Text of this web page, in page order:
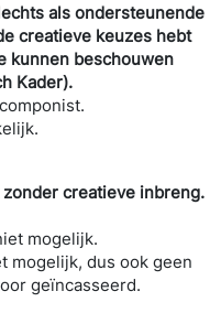
als ondersteunende
creatieve keuzes hebt
kunnen beschouwen
Kader).
zonder creatieve inbreng.
mogelijk.
mogelijk, dus ook geen
geïncasseerd.